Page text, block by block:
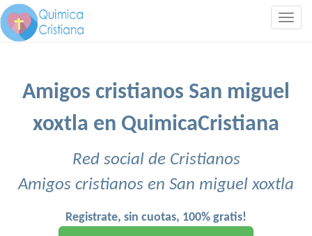
Amigos cristianos San miguel
xoxtla en QuimicaCristiana
Red social de Cristianos
Amigos cristianos en San miguel xoxtla
Registrate, sin cuotas, 100% gratis!